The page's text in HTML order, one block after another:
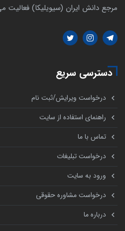
مرجع دانش ایران (سیویلیکا) فعالیت
دسترسی سریع
درخواست ویرایش/ثبت نام
راهنمای استفاده از سایت
تماس با ما
درخواست تبلیغات
ورود به سایت
درخواست مشاوره حقوقی
درباره ما